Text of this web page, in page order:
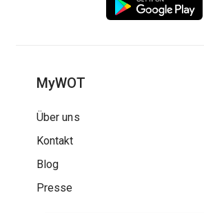
MyWOT
Über uns
Kontakt
Blog
Presse